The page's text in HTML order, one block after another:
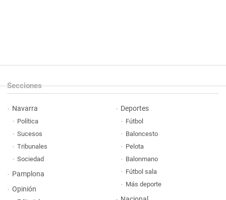
Secciones
Navarra
Política
Sucesos
Tribunales
Sociedad
Pamplona
Opinión
Deportes
Fútbol
Baloncesto
Pelota
Balonmano
Fútbol sala
Más deporte